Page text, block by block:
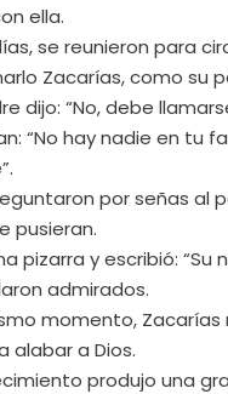
ella.
se reunieron para
Zacarías, como su
dijo: “No, debe
“No hay nadie en tu
por señas al
pusieran.
pizarra y escribió: “Su
admirados.
momento, Zacarías
alabar a Dios.
produjo una